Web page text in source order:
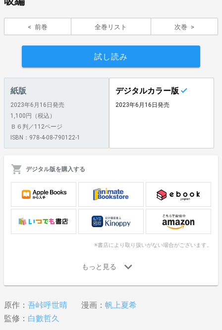
前巻 全巻リスト 次巻
試し読み
紙版
2023年6月16日発売
1,100円（税込）
Ｂ６判／112ページ
ISBN：978-4-08-790122-1
デジタルカラー版
2023年6月16日発売
デジタル版を購入する
※書店により取り扱いがない場合がございます。
原作： 吾峠呼世晴 漫画： 帆上夏希
監修： 白數哲久